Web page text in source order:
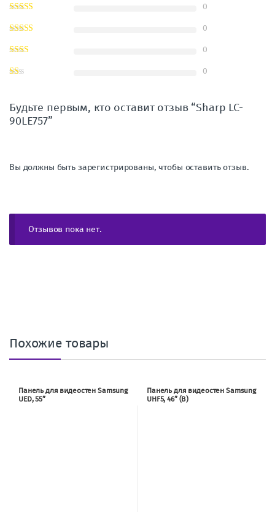
0
0
0
0
Будьте первым, кто оставит отзыв “Sharp LC-
90LE757”
Вы должны быть зарегистрированы, чтобы оставить отзыв.
Отзывов пока нет.
Похожие товары
Панель для видеостен Samsung
UED, 55”
Панель для видеостен Samsung
UHF5, 46” (B)